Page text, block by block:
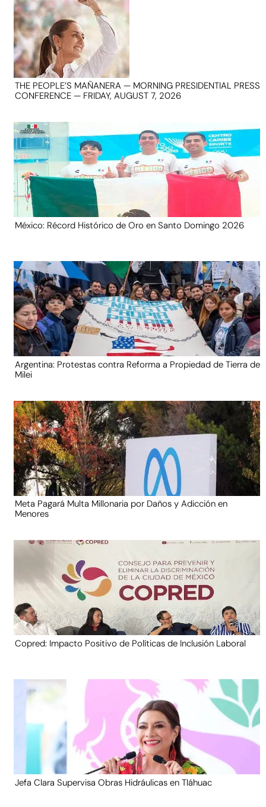
THE PEOPLE’S MAÑANERA — MORNING PRESIDENTIAL PRESS
CONFERENCE — FRIDAY, AUGUST 7, 2026
México: Récord Histórico de Oro en Santo Domingo 2026
Argentina: Protestas contra Reforma a Propiedad de Tierra de
Milei
Meta Pagará Multa Millonaria por Daños y Adicción en
Menores
Copred: Impacto Positivo de Políticas de Inclusión Laboral
Jefa Clara Supervisa Obras Hidráulicas en Tláhuac